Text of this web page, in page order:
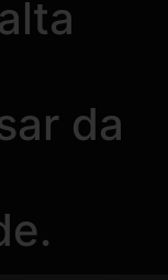
da